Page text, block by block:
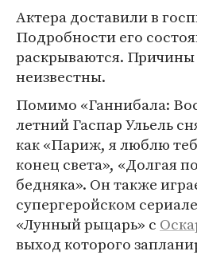
Актера доставили в
Подробности его
раскрываются.
неизвестны.
Помимо «Ганнибала:
летний Гаспар Ульель
как «Париж, я люблю
конец света», «Долгая
бедняка». Он также
супергеройском
«Лунный рыцарь» с
выход которого